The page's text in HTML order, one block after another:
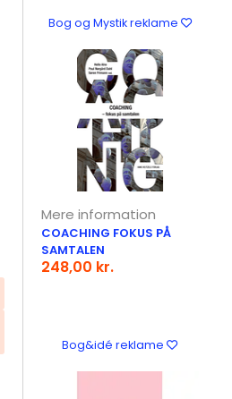
Bog og Mystik reklame
Mere information
COACHING FOKUS PÅ
SAMTALEN
248,00 kr.
Bog&idé reklame